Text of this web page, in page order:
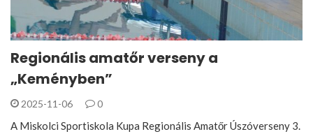
Regionális amatőr verseny a
„Keményben”
2025-11-06 0
A Miskolci Sportiskola Kupa Regionális Amatőr Úszóverseny 3.